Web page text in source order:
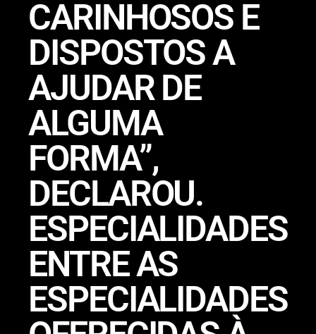
CARINHOSOS E
DISPOSTOS A
AJUDAR DE
ALGUMA
FORMA”,
DECLAROU.
ESPECIALIDADES
ENTRE AS
ESPECIALIDADES